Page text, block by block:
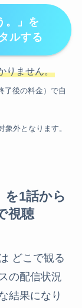
。」を
ルする
りません。
了後の料金）で自
外となります。
を1話から
視聴
どこで観る
の配信状況
結果になり